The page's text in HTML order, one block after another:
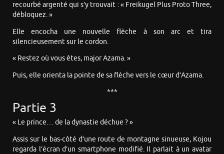
recourbé argenté qui s’y trouvait : « Freikugel Plus Proto Three,
débloquez. »
Elle encocha une nouvelle flèche à son arc et tira
silencieusement sur le cordon.
« Restez où vous êtes, major Azama. »
Puis, elle orienta la pointe de sa flèche vers le cœur d’Azama.
***
Partie 3
« Le prince… de la dynastie déchue ? »
Assis sur le bas-côté d’une route de montagne sinueuse, Kojou
regarda l’écran d’un smartphone modifié. Il parlait à un avatar